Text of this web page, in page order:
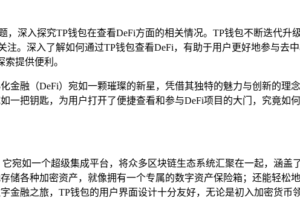
，深入探究TP钱包在查看DeFi方面的相关情况。TP钱包不断迭代
注。深入了解如何通过TP钱包查看DeFi，有助于用户更好地参与
提供便利。
金融（DeFi）宛如一颗璀璨的新星，凭借其独特的魅力与创新的理
一把钥匙，为用户打开了便捷查看和参与DeFi项目的大门，究竟如
宛如一个超级集成平台，将众多区块链生态系统汇聚在一起，涵
储各种加密资产，就像拥有一个专属的数字资产保险箱；还能轻
金融之旅，TP钱包的用户界面设计十分友好，无论是初入加密货币